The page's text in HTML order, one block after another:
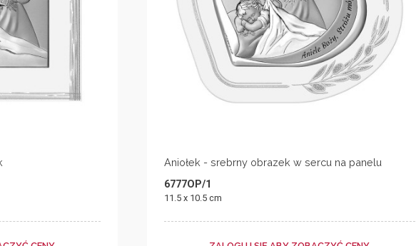
Aniołek - srebrny obrazek w sercu na panelu
6777OP/1
11.5 x 10.5 cm